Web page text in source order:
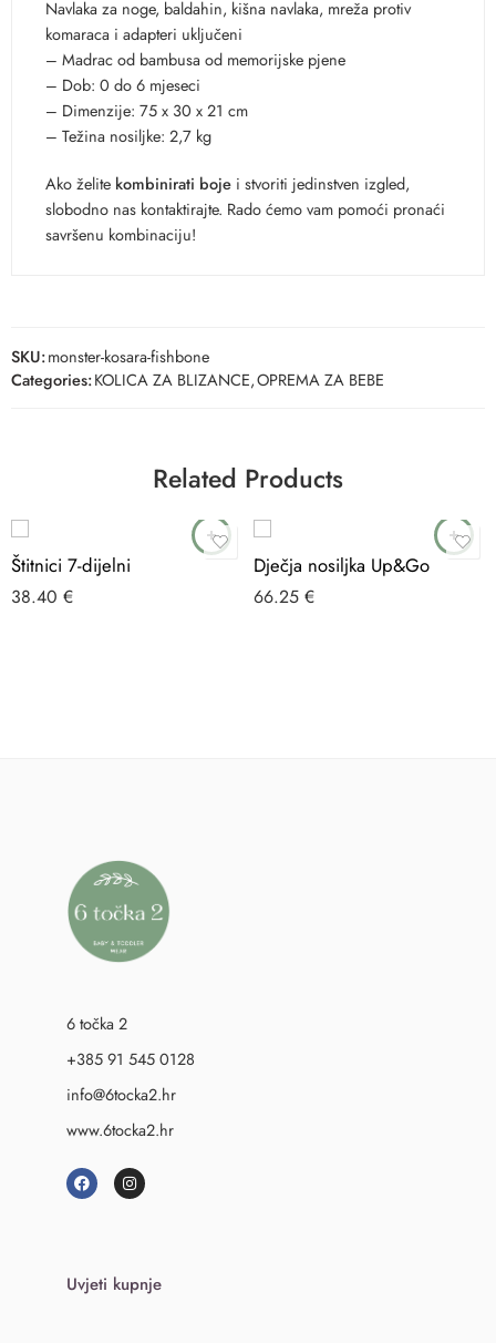
Navlaka za noge, baldahin, kišna navlaka, mreža protiv
komaraca i adapteri uključeni
– Madrac od bambusa od memorijske pjene
– Dob: 0 do 6 mjeseci
– Dimenzije: 75 x 30 x 21 cm
– Težina nosiljke: 2,7 kg
Ako želite kombinirati boje i stvoriti jedinstven izgled,
slobodno nas kontaktirajte. Rado ćemo vam pomoći pronaći
savršenu kombinaciju!
SKU:monster-kosara-fishbone
Categories:KOLICA ZA BLIZANCE,OPREMA ZA BEBE
Related Products
Štitnici 7-dijelni
38.40 €
Dječja nosiljka Up&Go
66.25 €
6 točka 2
+385 91 545 0128
info@6tocka2.hr
www.6tocka2.hr
Uvjeti kupnje